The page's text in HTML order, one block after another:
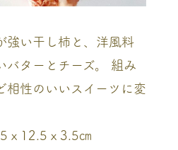
強い干し柿と、洋風料
バターとチーズ。 組み
相性のいいスイーツに変
ｘ12.5ｘ3.5㎝